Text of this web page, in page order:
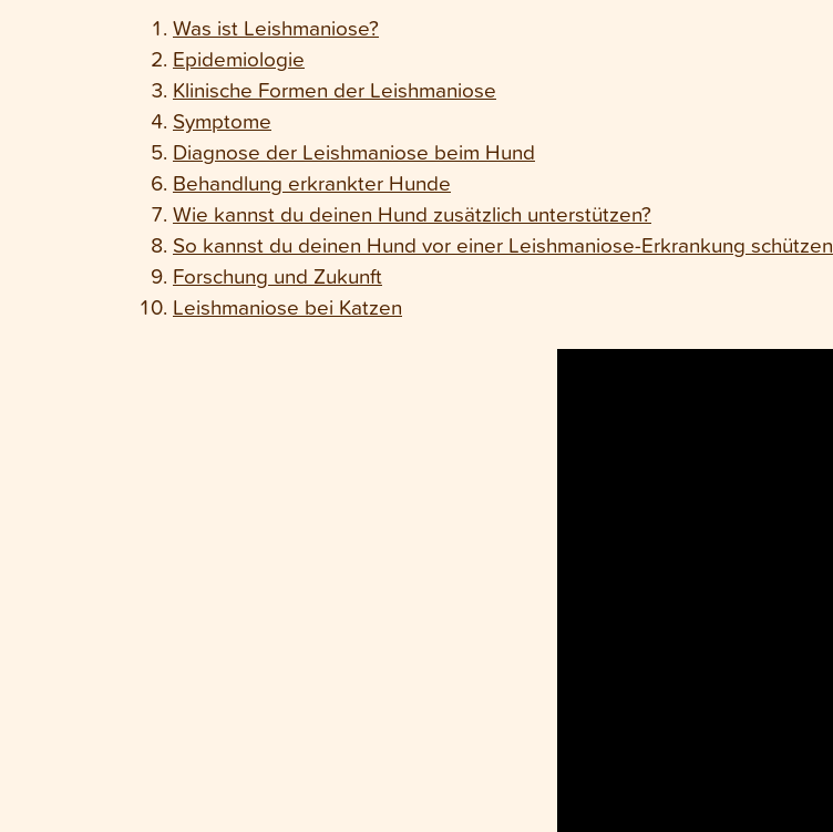
Was ist Leishmaniose?
Epidemiologie
Klinische Formen der Leishmaniose
Symptome
Diagnose der Leishmaniose beim Hund
Behandlung erkrankter Hunde
Wie kannst du deinen Hund zusätzlich unterstützen?
So kannst du deinen Hund vor einer Leishmaniose-Erkrankung schützen
Forschung und Zukunft
Leishmaniose bei Katzen